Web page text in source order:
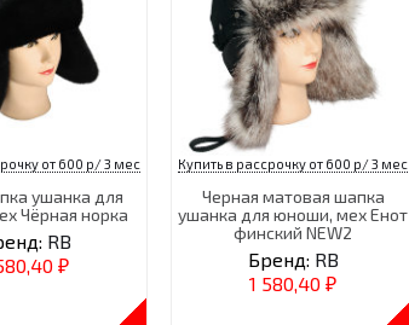
от 600 р/ 3 мес
ушанка для
Чёрная норка
RB
₽
Купить в рассрочку от 600 р/ 3 мес
Черная матовая шапка
ушанка для юноши, мех Енот
финский NEW2
Бренд: RB
1 580,40 ₽